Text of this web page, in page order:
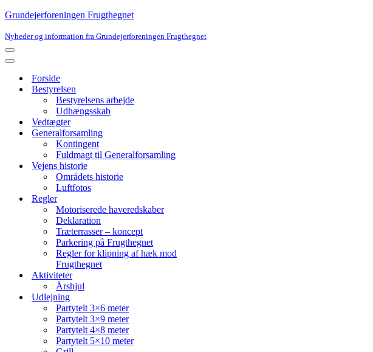
Grundejerforeningen Frugthegnet
Nyheder og information fra Grundejerforeningen Frugthegnet
Navigation
menu
Navigation
Forside
Bestyrelsen
Bestyrelsens arbejde
Udhængsskab
Vedtægter
Generalforsamling
Kontingent
Fuldmagt til Generalforsamling
Vejens historie
Områdets historie
Luftfotos
Regler
Motoriserede haveredskaber
Deklaration
Træterrasser – koncept
Parkering på Frugthegnet
Regler for klipning af hæk mod
Frugthegnet
Aktiviteter
Årshjul
Udlejning
Partytelt 3×6 meter
Partytelt 3×9 meter
Partytelt 4×8 meter
Partytelt 5×10 meter